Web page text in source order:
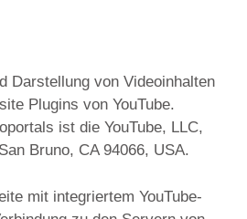
Darstellung von Videoinhalten
Plugins von YouTube.
ist die YouTube, LLC,
Bruno, CA 94066, USA.
mit integriertem YouTube-